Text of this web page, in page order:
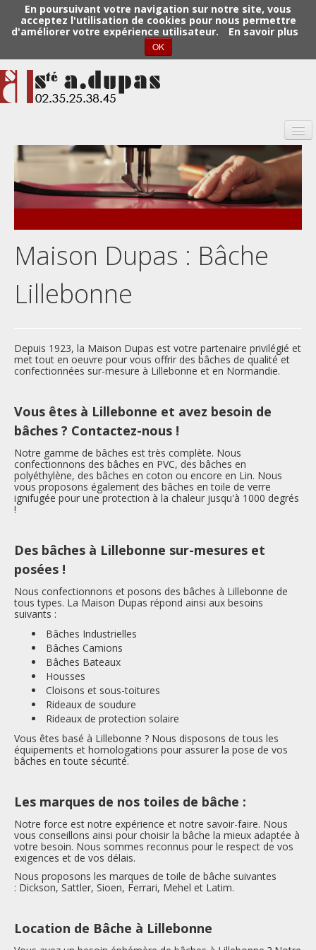
En poursuivant votre navigation sur notre site, vous
acceptez l'utilisation de cookies pour nous permettre
d'améliorer votre expérience utilisateur.
En savoir plus
OK
Dupas
Nos activités
Nous contacter
Inscription newsletter
Maison Dupas : Bâche
Lillebonne
Depuis 1923, la Maison Dupas est votre partenaire privilégié et
met tout en oeuvre pour vous offrir des bâches de qualité et
confectionnées sur-mesure à Lillebonne et en Normandie.
Vous êtes à Lillebonne et avez besoin de
bâches ? Contactez-nous !
Notre gamme de bâches est très complète. Nous
confectionnons des bâches en PVC, des bâches en
polyéthylène, des bâches en coton ou encore en Lin. Nous
vous proposons également des bâches en toile de verre
ignifugée pour une protection à la chaleur jusqu'à 1000 degrés
!
Des bâches à Lillebonne sur-mesures et
posées !
Nous confectionnons et posons des bâches à Lillebonne de
tous types. La Maison Dupas répond ainsi aux besoins
suivants :
Bâches Industrielles
Bâches Camions
Bâches Bateaux
Housses
Cloisons et sous-toitures
Rideaux de soudure
Rideaux de protection solaire
Vous êtes basé à Lillebonne ? Nous disposons de tous les
équipements et homologations pour assurer la pose de vos
bâches en toute sécurité.
Les marques de nos toiles de bâche :
Notre force est notre expérience et notre savoir-faire. Nous
vous conseillons ainsi pour choisir la bâche la mieux adaptée à
votre besoin. Nous sommes reconnus pour le respect de vos
exigences et de vos délais.
Nous proposons les marques de toile de bâche suivantes
: Dickson, Sattler, Sioen, Ferrari, Mehel et Latim.
Location de Bâche à Lillebonne